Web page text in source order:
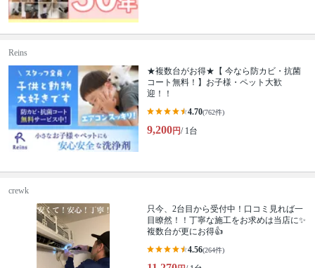
Reins
★複数台がお得★【 今なら防カビ・抗菌
コート無料！】お子様・ペット大歓
迎！！
4.70(762件)
9,200円/ 1台
crewk
只今、2台目から受付中！口コミ見れば一
目瞭然！！丁寧な施工をお求めは当店に✨
複数台が更にお得👍
4.56(264件)